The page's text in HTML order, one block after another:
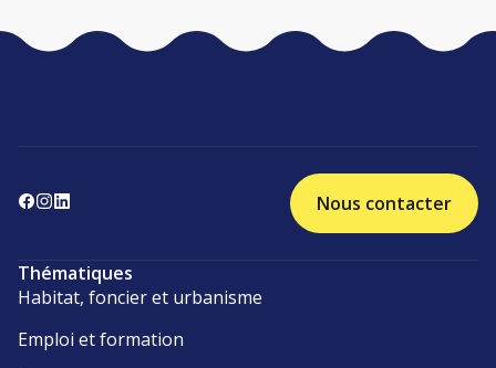
Nous contacter
Thématiques
Habitat, foncier et urbanisme
Emploi et formation